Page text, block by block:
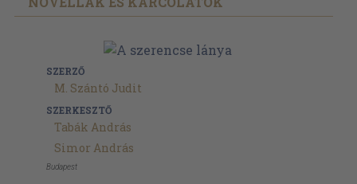
SZERZŐ
M. Szántó Judit
SZERKESZTŐ
Tabák András
Simor András
Budapest